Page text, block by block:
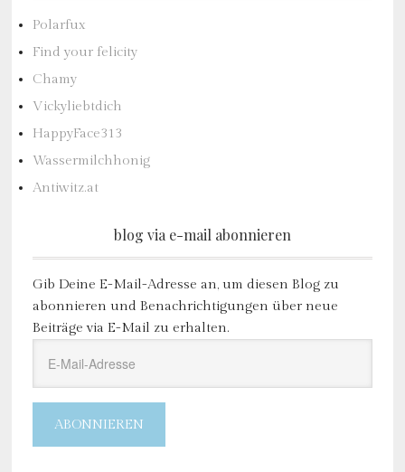
Polarfux
Find your felicity
Chamy
Vickyliebtdich
HappyFace313
Wassermilchhonig
Antiwitz.at
blog via e-mail abonnieren
Gib Deine E-Mail-Adresse an, um diesen Blog zu
abonnieren und Benachrichtigungen über neue
Beiträge via E-Mail zu erhalten.
Mail-
Adresse
ABONNIEREN